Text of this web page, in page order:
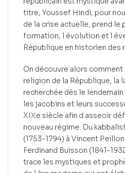
titre, Youssef Hindi, pour
de la crise actuelle, prend le
formation, l évolution et l
République en historien des
On découvre alors
religion de la République, la
recherchée dès le
les jacobins et leurs
XIXe siècle afin d asseoir
nouveau régime. Du
(1753-1794) à Vincent
Ferdinand Buisson (1841-
trace les mystiques et